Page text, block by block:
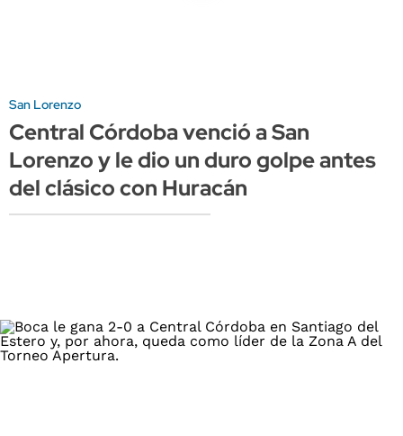
San Lorenzo
Central Córdoba venció a San
Lorenzo y le dio un duro golpe antes
del clásico con Huracán